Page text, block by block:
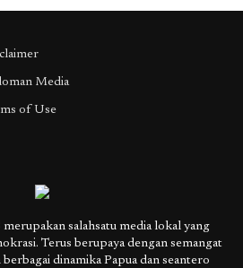
Media
of Use
salahsatu media lokal yang
Terus berupaya dengan semangat
dinamika Papua dan seantero